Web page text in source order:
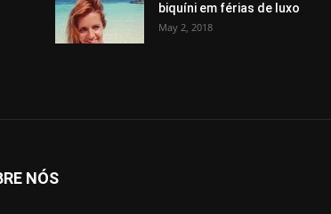
biquíni em férias de luxo
May 2, 2018
NÓS